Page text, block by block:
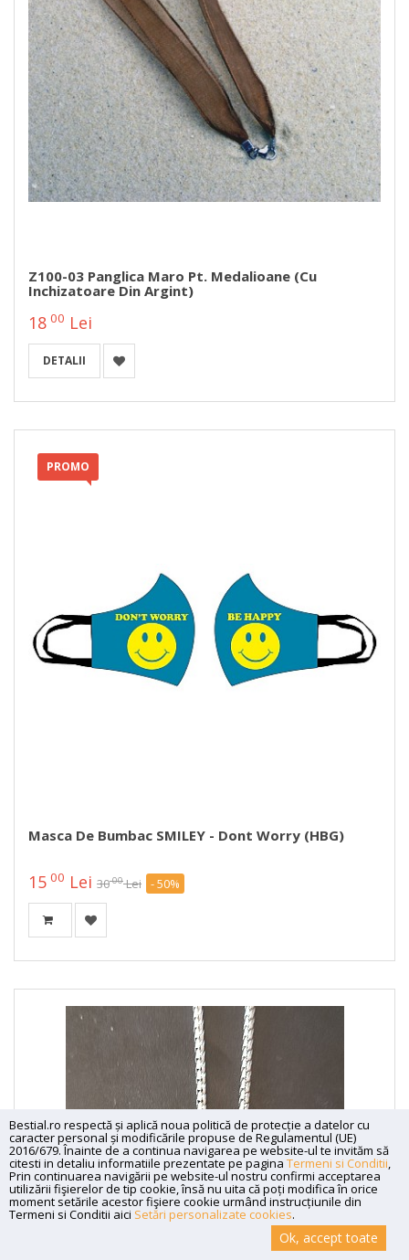
Z100-03 Panglica Maro Pt. Medalioane (cu
Inchizatoare Din Argint)
18 00 Lei
DETALII
PROMO
Masca De Bumbac SMILEY - Dont Worry (HBG)
15 00 Lei 3000 Lei - 50%
Bestial.ro respectă și aplică noua politică de protecție a datelor cu
caracter personal și modificările propuse de Regulamentul (UE)
2016/679. Înainte de a continua navigarea pe website-ul te invităm să
citesti in detaliu informatiile prezentate pe pagina Termeni si Conditii,
Prin continuarea navigării pe website-ul nostru confirmi acceptarea
utilizării fişierelor de tip cookie, însă nu uita că poți modifica în orice
moment setările acestor fişiere cookie urmând instrucțiunile din
Termeni si Conditii aici Setări personalizate cookies.
Ok, accept toate